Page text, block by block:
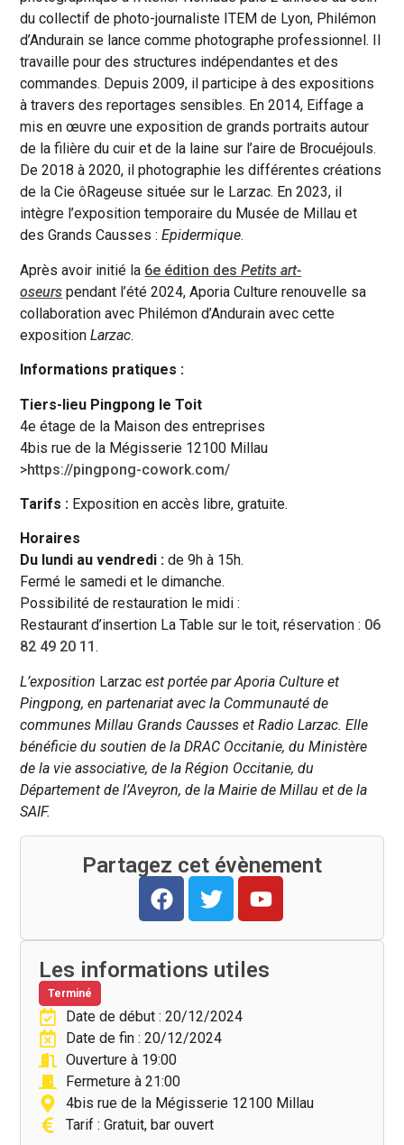
du collectif de photo-journaliste ITEM de Lyon, Philémon
d’Andurain se lance comme photographe professionnel. Il
travaille pour des structures indépendantes et des
commandes. Depuis 2009, il participe à des expositions
à travers des reportages sensibles. En 2014, Eiffage a
mis en œuvre une exposition de grands portraits autour
de la filière du cuir et de la laine sur l’aire de Brocuéjouls.
De 2018 à 2020, il photographie les différentes créations
de la Cie ôRageuse située sur le Larzac. En 2023, il
intègre l’exposition temporaire du Musée de Millau et
des Grands Causses :Epidermique.
Après avoir initié la 6e édition desPetits art-
oseurs pendant l’été 2024, Aporia Culture renouvelle sa
collaboration avec Philémon d’Andurain avec cette
expositionLarzac.
Informations pratiques :
Tiers-lieu Pingpong le Toit
4e étage de la Maison des entreprises
4bis rue de la Mégisserie 12100 Millau
>https://pingpong-cowork.com/
Tarifs : Exposition en accès libre, gratuite.
Horaires
Du lundi au vendredi :de 9h à 15h.
Fermé le samedi et le dimanche.
Possibilité de restauration le midi :
Restaurant d’insertion La Table sur le toit, réservation : 06
82 49 20 11.
L’exposition Larzacest portée par Aporia Culture et
Pingpong, en partenariat avec la Communauté de
communes Millau Grands Causses et Radio Larzac. Elle
bénéficie du soutien de la DRAC Occitanie, du Ministère
de la vie associative, de la Région Occitanie, du
Département de l’Aveyron, de la Mairie de Millau et de la
SAIF.
Partagez cet évènement
Les informations utiles
Terminé
Date de début : 20/12/2024
Date de fin : 20/12/2024
Ouverture à 19:00
Fermeture à 21:00
4bis rue de la Mégisserie 12100 Millau
Tarif : Gratuit, bar ouvert